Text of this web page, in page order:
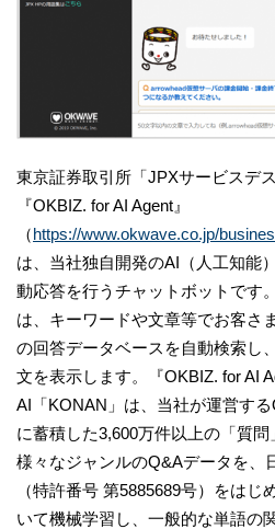
東京証券取引所「JPXサービスデ
『OKBIZ. for AI Agent』
（https://www.okwave.co.jp/
は、当社独自開発のAI（人工知能
動応答を行うチャットボットです
は、キーワードや文章等でお客さ
の回答データベースを自動検索し
文を表示します。『OKBIZ. for AI
AI「KONAN」は、当社が運営する
に蓄積した3,600万件以上の「質
様々なジャンルのQ&Aデータを、
（特許番号 第5885689号）をは
いて機械学習し、一般的な単語の